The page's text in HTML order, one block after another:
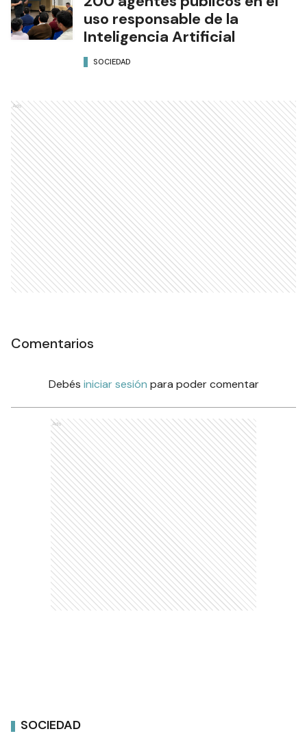
uso responsable de la
Inteligencia Artificial
SOCIEDAD
Ads
Comentarios
Debés iniciar sesión para poder comentar
Ads
SOCIEDAD